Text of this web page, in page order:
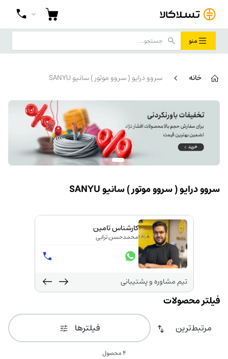
منو
خانه سروو درایو ( سروو موتور ) سانیو SANYU
سروو درایو ( سروو موتور ) سانیو SANYU
4 محصول
فیلترها
کارشناس تامین
محمدحسن ترابی
تیم مشاوره و پشتیبانی